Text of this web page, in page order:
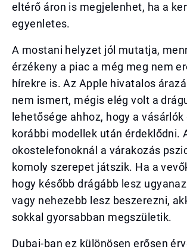
eltérő áron is megjelenhet, ha a
egyenletes.
A mostani helyzet jól mutatja,
érzékeny a piac a még meg nem
hírekre is. Az Apple hivatalos
nem ismert, mégis elég volt a
lehetősége ahhoz, hogy a
korábbi modellek után érdeklődni.
okostelefonoknál a várakozás
komoly szerepet játszik. Ha a
hogy később drágább lesz
vagy nehezebb lesz beszerezni,
sokkal gyorsabban megszületik.
Dubai-ban ez különösen erősen